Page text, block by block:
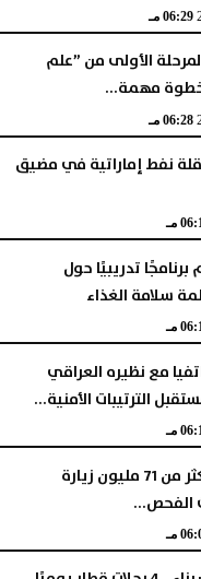
06:29 مـ
الأولى من ”علم
خطوة مهمة...
06:28 مـ
نفط إماراتية في مضيق
مـ
تدريبيًا حول
سلامة الغذاء
مـ
مع نظيره العراقي
الترتيبات الأمنية...
مـ
وزارة الصحة تستقبل أكثر من 71 مليون زيارة
الفحص...
مـ